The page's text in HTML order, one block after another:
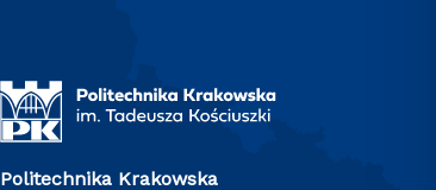
Politechnika Krakowska